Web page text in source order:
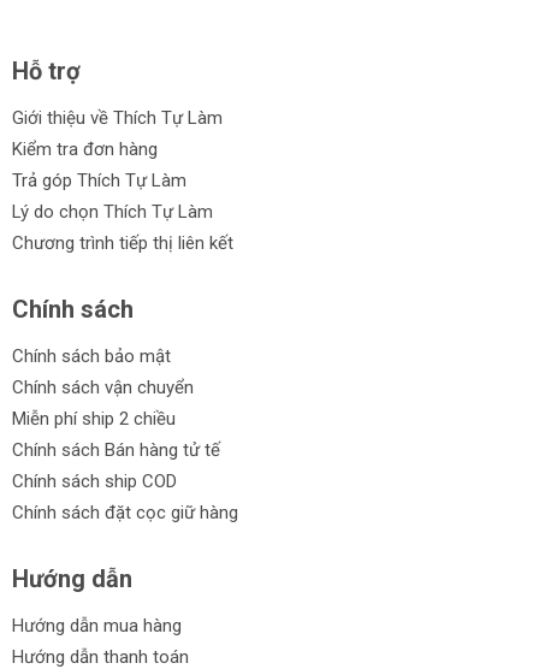
Hỗ trợ
Giới thiệu về Thích Tự Làm
Kiểm tra đơn hàng
Trả góp Thích Tự Làm
Lý do chọn Thích Tự Làm
Chương trình tiếp thị liên kết
Chính sách
Chính sách bảo mật
Chính sách vận chuyển
Miễn phí ship 2 chiều
Chính sách Bán hàng tử tế
Chính sách ship COD
Chính sách đặt cọc giữ hàng
Hướng dẫn
Hướng dẫn mua hàng
Hướng dẫn thanh toán